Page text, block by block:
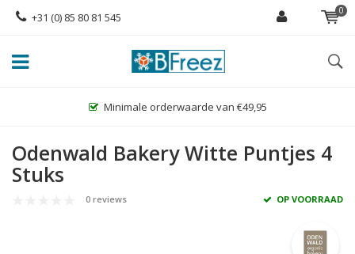
+31 (0) 85 80 81 545 0
Minimale orderwaarde van €49,95
Odenwald Bakery Witte Puntjes 4
Stuks
0 reviews OP VOORRAAD